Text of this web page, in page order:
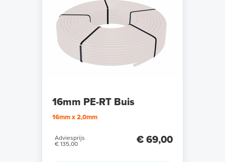
16mm PE-RT Buis
16mm x 2,0mm
Adviesprijs
€ 135,00
€ 69,00